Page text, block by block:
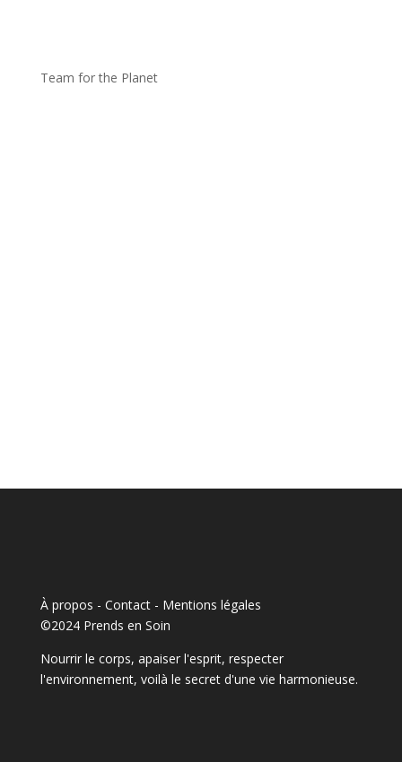
Team for the Planet
À propos - Contact- Mentions légales
©2024 Prends en Soin
Nourrir le corps, apaiser l'esprit, respecter
l'environnement, voilà le secret d'une vie harmonieuse.